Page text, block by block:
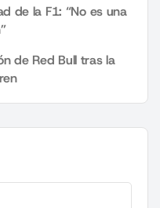
de la F1: “No es una
de Red Bull tras la